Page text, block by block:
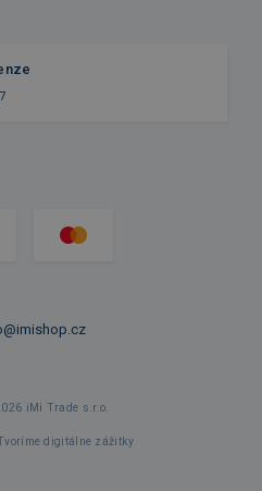
iMi Trade s.r.o.
digitálne zážitky